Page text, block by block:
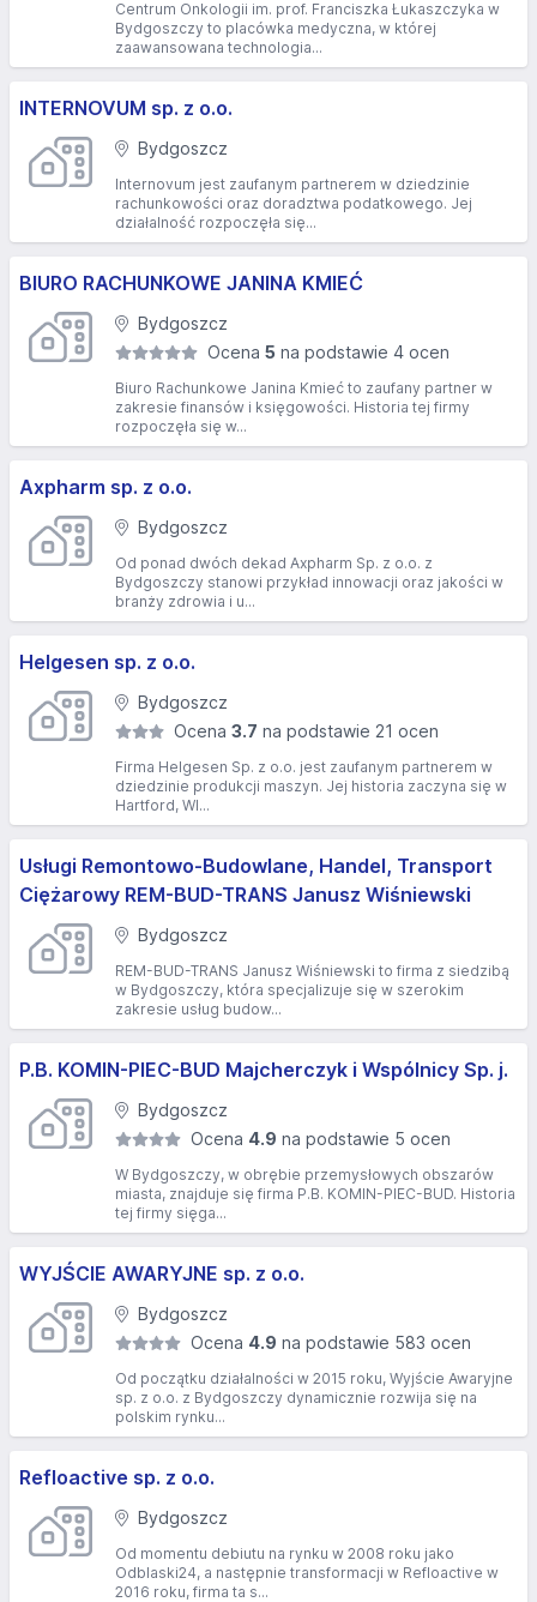
Centrum Onkologii im. prof. Franciszka Łukaszczyka w
Bydgoszczy to placówka medyczna, w której
zaawansowana technologia...
INTERNOVUM sp. z o.o.
Bydgoszcz
Internovum jest zaufanym partnerem w dziedzinie
rachunkowości oraz doradztwa podatkowego. Jej
działalność rozpoczęła się...
BIURO RACHUNKOWE JANINA KMIEĆ
Bydgoszcz
Ocena 5 na podstawie 4 ocen
Biuro Rachunkowe Janina Kmieć to zaufany partner w
zakresie finansów i księgowości. Historia tej firmy
rozpoczęła się w...
Axpharm sp. z o.o.
Bydgoszcz
Od ponad dwóch dekad Axpharm Sp. z o.o. z
Bydgoszczy stanowi przykład innowacji oraz jakości w
branży zdrowia i u...
Helgesen sp. z o.o.
Bydgoszcz
Ocena3.7 na podstawie 21 ocen
Firma Helgesen Sp. z o.o. jest zaufanym partnerem w
dziedzinie produkcji maszyn. Jej historia zaczyna się w
Hartford, WI...
Usługi Remontowo-Budowlane, Handel, Transport
Ciężarowy REM-BUD-TRANS Janusz Wiśniewski
Bydgoszcz
REM-BUD-TRANS Janusz Wiśniewski to firma z siedzibą
w Bydgoszczy, która specjalizuje się w szerokim
zakresie usług budow...
P.B. KOMIN-PIEC-BUD Majcherczyk i Wspólnicy Sp. j.
Bydgoszcz
Ocena 4.9 na podstawie 5 ocen
W Bydgoszczy, w obrębie przemysłowych obszarów
miasta, znajduje się firma P.B. KOMIN-PIEC-BUD. Historia
tej firmy sięga...
WYJŚCIE AWARYJNE sp. z o.o.
Bydgoszcz
Ocena 4.9 na podstawie 583 ocen
Od początku działalności w 2015 roku, Wyjście Awaryjne
sp. z o.o. z Bydgoszczy dynamicznie rozwija się na
polskim rynku...
Refloactive sp. z o.o.
Bydgoszcz
Od momentu debiutu na rynku w 2008 roku jako
Odblaski24, a następnie transformacji w Refloactive w
2016 roku, firma ta s...